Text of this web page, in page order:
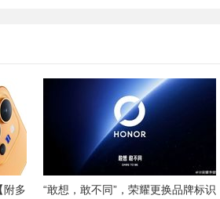
附多
“敢想，敢不同”，荣耀更换品牌标识